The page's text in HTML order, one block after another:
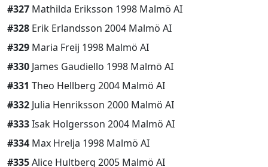
#327 Mathilda Eriksson 1998 Malmö AI
#328 Erik Erlandsson 2004 Malmö AI
#329 Maria Freij 1998 Malmö AI
#330 James Gaudiello 1998 Malmö AI
#331 Theo Hellberg 2004 Malmö AI
#332 Julia Henriksson 2000 Malmö AI
#333Isak Holgersson 2004 Malmö AI
#334 Max Hrelja 1998 Malmö AI
#335Alice Hultberg 2005 Malmö AI